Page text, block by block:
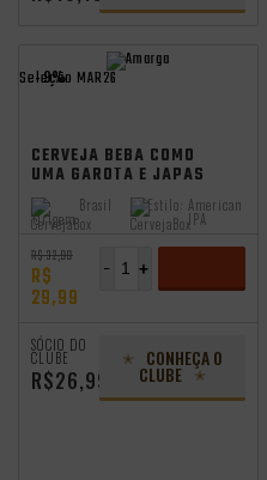
Seleção MAR26
- 9%
CERVEJA BEBA COMO
UMA GAROTA E JAPAS
AMARGA IPA 310ML
Origem:
Brasil Estilo: American
IPA
R$ 32,99
R$
29,99
+
-
SÓCIO DO
CLUBE
R$26,99
CONHEÇA O
CLUBE